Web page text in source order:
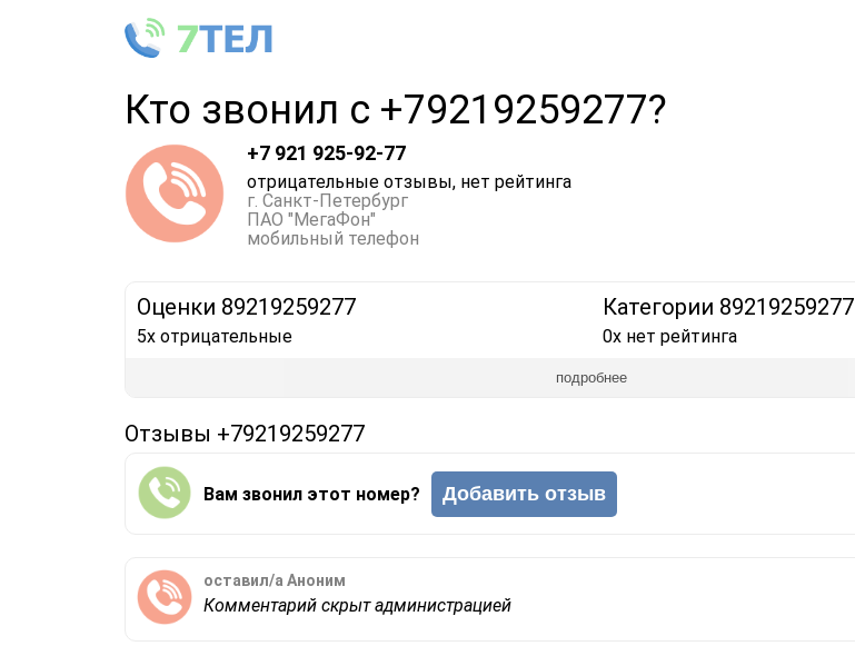
Кто звонил с +79219259277?
+7 921 925-92-77
отрицательные отзывы, нет рейтинга
г. Санкт-Петербург
ПАО "МегаФон"
мобильный телефон
Оценки 89219259277
5x отрицательные
Категории 89219259277
0x нет рейтинга
подробнее
Отзывы +79219259277
Вам звонил этот номер? Добавить отзыв
оставил/а Аноним
Комментарий скрыт администрацией